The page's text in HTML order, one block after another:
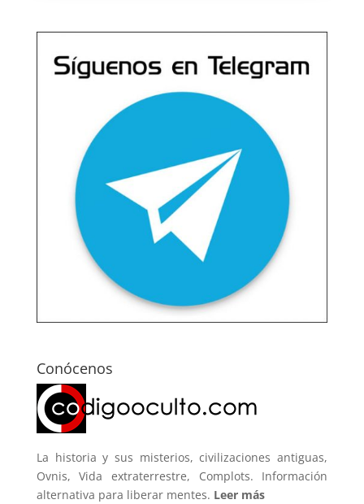
Conócenos
La historia y sus misterios, civilizaciones antiguas,
Ovnis, Vida extraterrestre, Complots. Información
alternativa para liberar mentes. Leer más